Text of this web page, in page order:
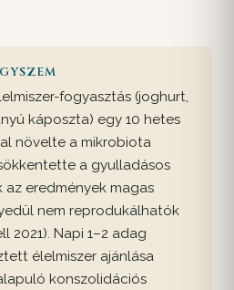
fogyasztás (joghurt,
káposzta) egy 10 hetes
növelte a mikrobiota
a gyulladásos
az eredmények magas
nem reprodukálhatók
2021). Napi 1–2 adag
élelmiszer ajánlása
konszolidációs